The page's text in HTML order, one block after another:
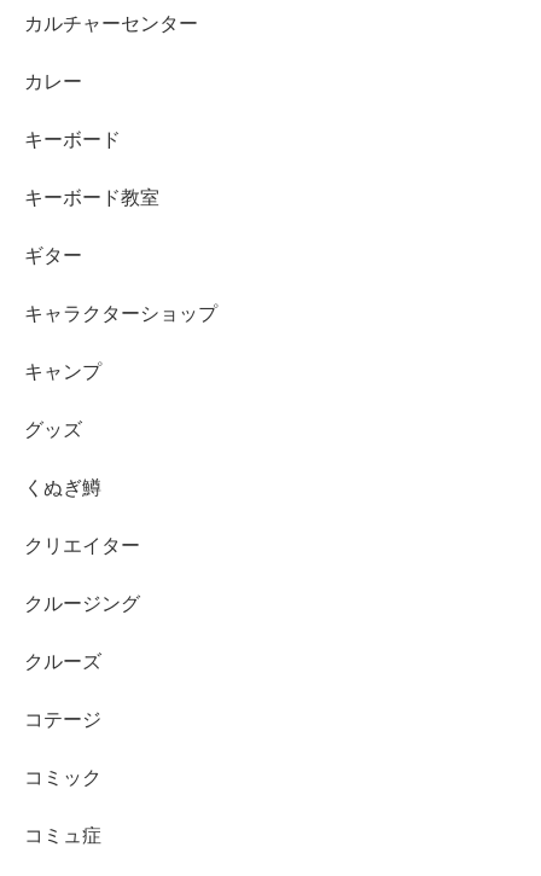
カルチャーセンター
カレー
キーボード
キーボード教室
ギター
キャラクターショップ
キャンプ
グッズ
くぬぎ鱒
クリエイター
クルージング
クルーズ
コテージ
コミック
コミュ症